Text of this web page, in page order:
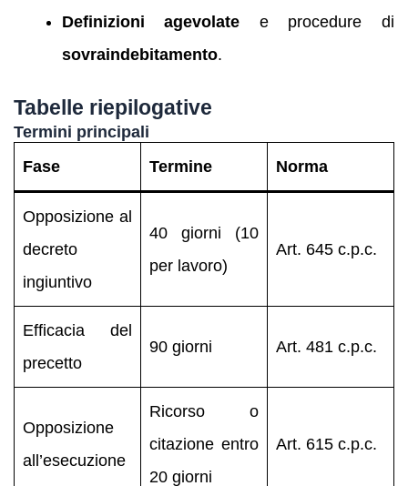
Definizioni agevolate e procedure di
sovraindebitamento.
Tabelle riepilogative
Termini principali
Fase Termine Norma
Opposizione al
decreto
ingiuntivo
40 giorni (10
per lavoro)
Art. 645 c.p.c.
Efficacia del
precetto
90 giorni Art. 481 c.p.c.
Opposizione
all’esecuzione
Ricorso o
citazione entro
20 giorni
Art. 615 c.p.c.